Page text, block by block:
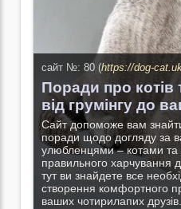
сайт №: 80 (https://dog-
Поради про котів
від грумінгу до
Сайт допоможе вам
поради щодо догляду за
улюбленцями – котами та
правильного харчування
тут ви знайдете все
створення комфортного
ваших чотирилапих друзів.